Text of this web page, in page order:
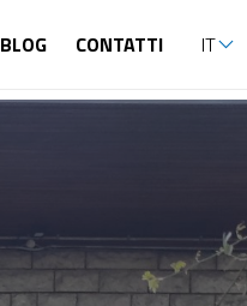
BLOG CONTATTI IT